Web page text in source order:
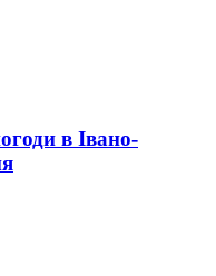
в Івано-